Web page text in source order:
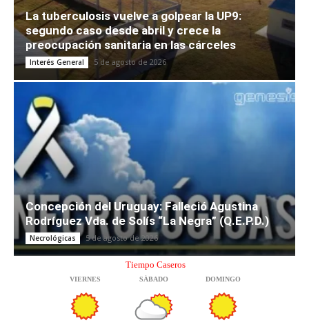
La tuberculosis vuelve a golpear la UP9:
segundo caso desde abril y crece la
preocupación sanitaria en las cárceles
Interés General 5 de agosto de 2026
Concepción del Uruguay: Falleció Agustina
Rodríguez Vda. de Solís “La Negra” (Q.E.P.D.)
Necrológicas 5 de agosto de 2026